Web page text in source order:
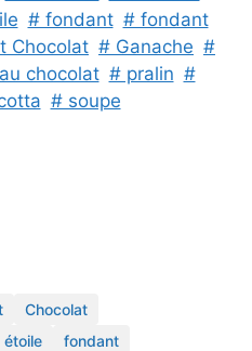
# fondant # fondant
Chocolat # Ganache #
chocolat # pralin #
# soupe
Chocolat
étoile fondant